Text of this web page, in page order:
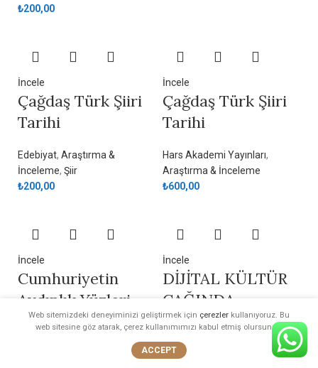
₺200,00
İncele
Çağdaş Türk Şiiri
Tarihi
Edebiyat, Araştırma &
İnceleme, Şiir
₺200,00
İncele
Çağdaş Türk Şiiri
Tarihi
Hars Akademi Yayınları,
Araştırma & İnceleme
₺600,00
İncele
Cumhuriyetin
Aydınlık Yüzleri
Ordu ve Yeşil Ordu
İncele
DİJİTAL KÜLTÜR
ÇAĞINDA
GELENEKSEL
TÜRK YEMEK
KÜLTÜRÜ
Web sitemizdeki deneyiminizi geliştirmek için çerezler kullanıyoruz. Bu
web sitesine göz atarak, çerez kullanımımızı kabul etmiş olursunuz.
ACCEPT